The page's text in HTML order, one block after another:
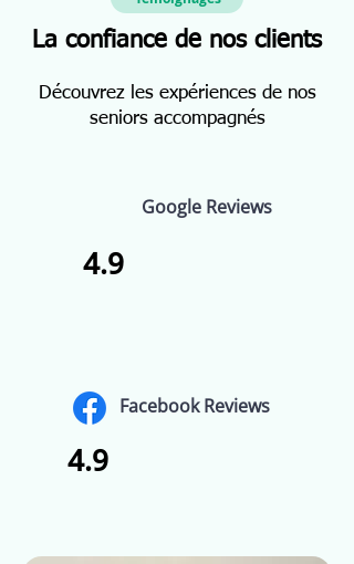
La confiance de nos clients
Découvrez les expériences de nos
seniors accompagnés
Google Reviews
4.9
Facebook Reviews
4.9